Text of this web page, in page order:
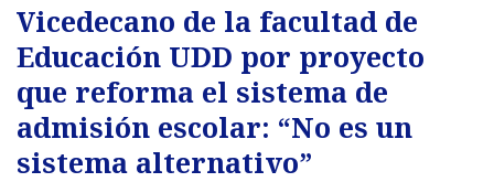
Vicedecano de la facultad de
Educación UDD por proyecto
que reforma el sistema de
admisión escolar: “No es un
sistema alternativo”